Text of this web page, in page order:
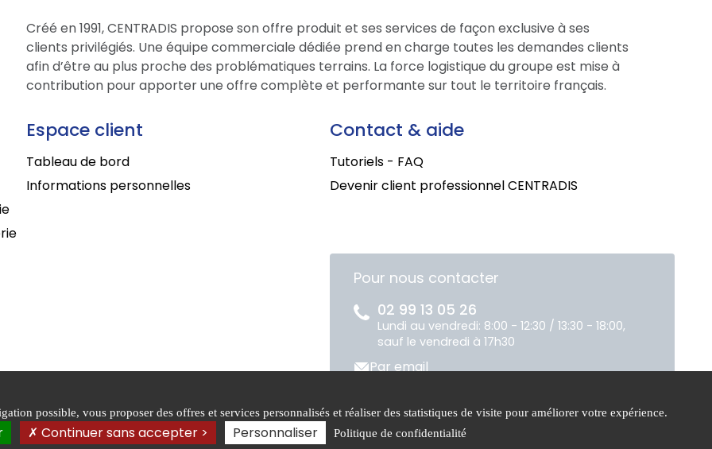
Créé en 1991, CENTRADIS propose son offre produit et ses services de façon exclusive à ses
clients privilégiés. Une équipe commerciale dédiée prend en charge toutes les demandes clients
afin d’être au plus proche des problématiques terrains. La force logistique du groupe est mise à
contribution pour apporter une offre complète et performante sur tout le territoire français.
Espace client
Tableau de bord
Informations personnelles
Contact & aide
Tutoriels - FAQ
Devenir client professionnel CENTRADIS
Pour nous contacter
02 99 13 05 26
Lundi au vendredi: 8:00 - 12:30 / 13:30 - 18:00,
sauf le vendredi à 17h30
Par email
générales de
Mentions
légales
Politique de
confidentialité
Gestion des
possible, vous proposer des offres et services personnalisés et réaliser des statistiques de visite pour améliorer votre expérience.
Continuer sans accepter > Personnaliser Politique de confidentialité